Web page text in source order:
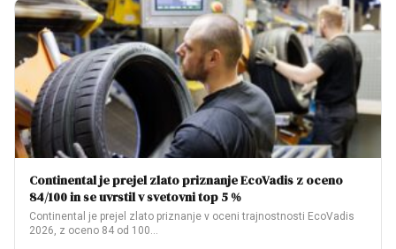
Continental je prejel zlato priznanje EcoVadis z oceno
84/100 in se uvrstil v svetovni top 5 %
Continental je prejel zlato priznanje v oceni trajnostnosti EcoVadis
2026, z oceno 84 od 100…